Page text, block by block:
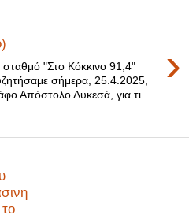
›
σταθμό "Στο Κόκκινο 91,4"
σήμερα, 25.4.2025,
Απόστολο Λυκεσά, για τι...